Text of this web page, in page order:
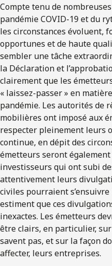
Compte tenu de
pandémie COVID-19 et du
les circonstances évoluent,
opportunes et de haute
sembler une tâche
la Déclaration et
clairement que les
« laissez-passer » en
pandémie. Les autorités de
mobilières ont imposé aux
respecter pleinement leurs
continue, en dépit des
émetteurs seront également
investisseurs qui ont subi
attentivement leurs
civiles pourraient
estiment que ces
inexactes. Les émetteurs
être clairs, en particulier, sur
savent pas, et sur la façon
affecter, leurs entreprises.